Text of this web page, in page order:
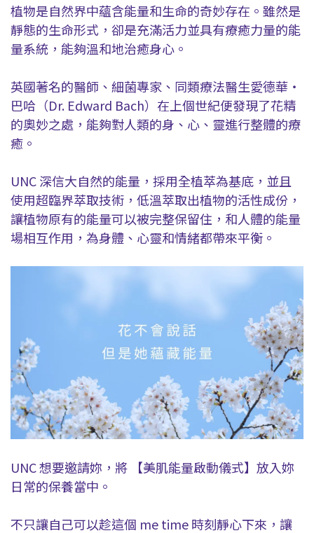
植物是自然界中蘊含能量和生命的奇妙存在。雖然是
靜態的生命形式，卻是充滿活力並具有療癒力量的能
量系統，能夠溫和地治癒身心。
英國著名的醫師、細菌專家、同類療法醫生愛德華‧
巴哈（Dr. Edward Bach）在上個世紀便發現了花精
的奧妙之處，能夠對人類的身、心、靈進行整體的療
癒。
UNC 深信大自然的能量，採用全植萃為基底，並且
使用超臨界萃取技術，低溫萃取出植物的活性成份，
讓植物原有的能量可以被完整保留住，和人體的能量
場相互作用，為身體、心靈和情緒都帶來平衡。
UNC 想要邀請妳，將 【美肌能量啟動儀式】放入妳
日常的保養當中。
不只讓自己可以趁這個 me time 時刻靜心下來，讓